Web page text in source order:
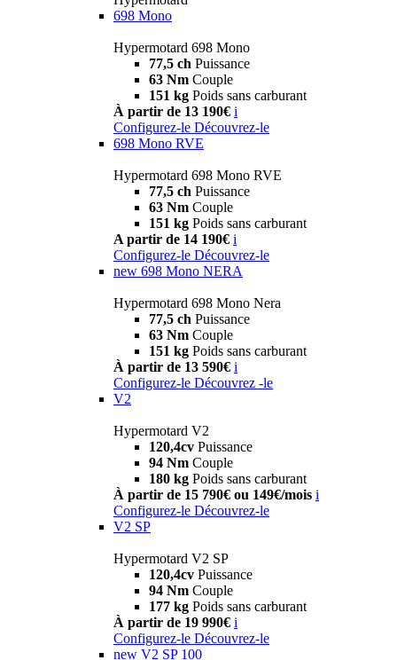
698 Mono
Hypermotard 698 Mono
77,5 ch Puissance
63 Nm Couple
151 kg Poids sans carburant
À partir de 13 190€ i
Configurez-le Découvrez-le
698 Mono RVE
Hypermotard 698 Mono RVE
77,5 ch Puissance
63 Nm Couple
151 kg Poids sans carburant
A partir de 14 190€ i
Configurez-le Découvrez-le
new 698 Mono NERA
Hypermotard 698 Mono Nera
77,5 ch Puissance
63 Nm Couple
151 kg Poids sans carburant
À partir de 13 590€ i
Configurez-le Découvrez -le
V2
Hypermotard V2
120,4cv Puissance
94 Nm Couple
180 kg Poids sans carburant
À partir de 15 790€ ou 149€/mois i
Configurez-le Découvrez-le
V2 SP
Hypermotard V2 SP
120,4cv Puissance
94 Nm Couple
177 kg Poids sans carburant
À partir de 19 990€ i
Configurez-le Découvrez-le
new V2 SP 100